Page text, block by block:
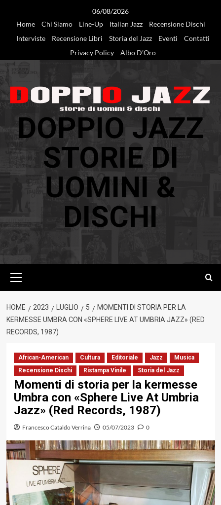
06/08/2026
Home
Chi Siamo Line-Up Italian Jazz
Recensione Dischi
Interviste
Recensione Libri Storia del Jazz Eventi
Contatti
Privacy Policy
Albo D’Oro
DOPPIO JAZZ
STORIE DI
UOMINI &
DISCHI
principale
HOME 2023 LUGLIO 5
MOMENTI DI STORIA PER LA
KERMESSE UMBRA CON «SPHERE LIVE AT UMBRIA JAZZ» (RED
RECORDS, 1987)
African-American Cultura Editoriale Jazz
Musica
Recensione Dischi
Ristampa Vinile Storia del Jazz
Momenti di storia per la kermesse
Umbra con «Sphere Live At Umbria
Jazz» (Red Records, 1987)
Francesco Cataldo Verrina 05/07/2023 0